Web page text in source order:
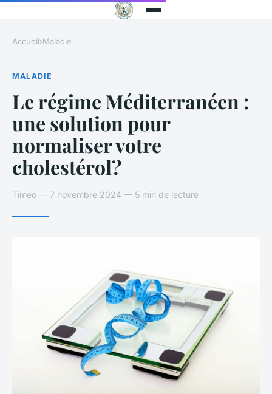
Accueil›Maladie
MALADIE
Le régime Méditerranéen :
une solution pour
normaliser votre
cholestérol?
Timéo — 7 novembre 2024 — 5 min de lecture